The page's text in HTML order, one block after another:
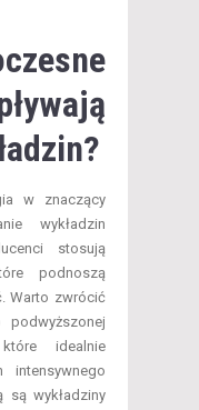
w znaczący
wykładzin
stosują
podnoszą
Warto zwrócić
idealnie
są wykładziny